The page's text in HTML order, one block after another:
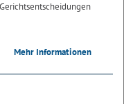
Mehr Informationen